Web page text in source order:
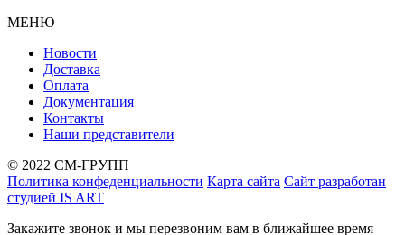
МЕНЮ
Новости
Доставка
Оплата
Документация
Контакты
Наши представители
© 2022 СМ-ГРУПП
Политика конфеденциальности Карта сайта Сайт разработан
студией IS ART
Закажите звонок и мы перезвоним вам в ближайшее время